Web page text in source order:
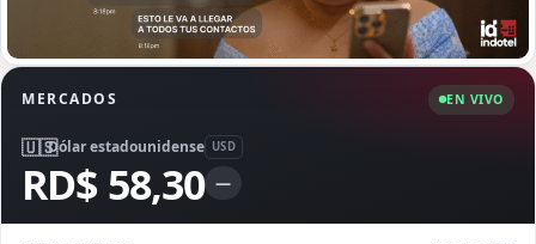
MERCADOS EN VIVO
🇺🇸Dólar estadounidense USD
RD$ 58,30 —